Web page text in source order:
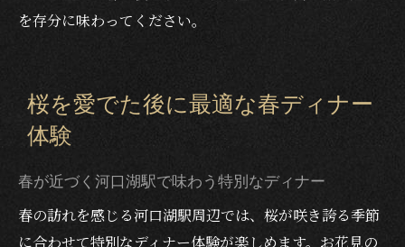
を存分に味わってください。
桜を愛でた後に最適な春ディナー
体験
春が近づく河口湖駅で味わう特別なディナー
春の訪れを感じる河口湖駅周辺では、桜が咲き誇る季節
に合わせて特別なディナー体験が楽しめます。お花見の